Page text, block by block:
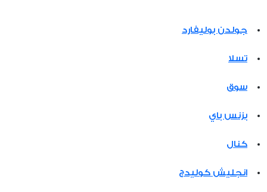
جولدن بوليفارد
تسلا
سوق
بزنس باي
كنال
انجليش كوليدج